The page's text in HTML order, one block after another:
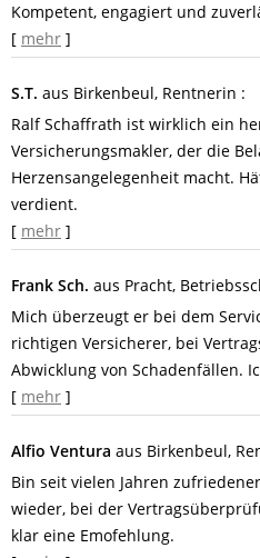
Kompetent, engagiert und
[ mehr ]
S.T. aus Birkenbeul, Rentnerin :
Ralf Schaffrath ist wirklich ein
Versicherungsmakler, der die
Herzensangelegenheit macht.
verdient.
[ mehr ]
Frank Sch. aus Pracht,
Mich überzeugt er bei dem
richtigen Versicherer, bei
Abwicklung von Schadenfällen.
[ mehr ]
Alfio Ventura aus Birkenbeul,
Bin seit vielen Jahren
wieder, bei der
klar eine Emofehlung.